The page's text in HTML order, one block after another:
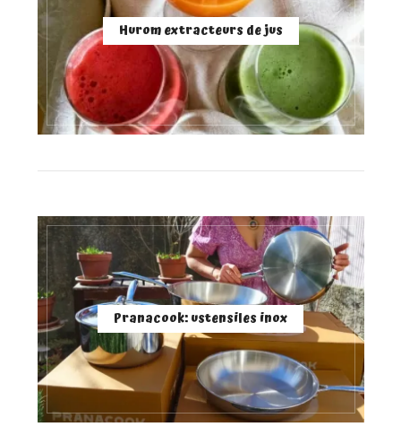
Hurom extracteurs de jus
Pranacook: ustensiles inox